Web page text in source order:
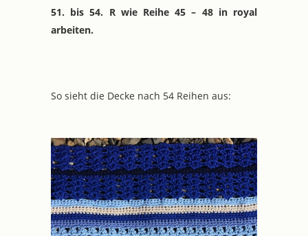
51. bis 54. R wie Reihe 45 – 48 in royal
arbeiten.
So sieht die Decke nach 54 Reihen aus: